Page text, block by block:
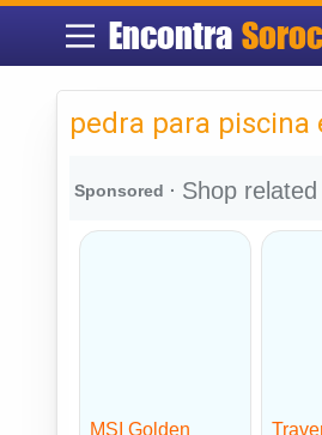
Encontra
pedra para piscina